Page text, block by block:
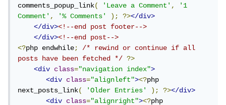
comments_popup_link( 'Leave a Comment',
'1
Comment', '% Comments' ); ?></div>
</div><!--end post footer-->
</div><!--end post-->
<?php endwhile;
/* rewind or continue if all
posts have been fetched */
?>
<div
class="navigation index">
<div
class="alignleft"><?php
next_posts_link( 'Older Entries' ); ?></div>
<div
class="alignright"><?php